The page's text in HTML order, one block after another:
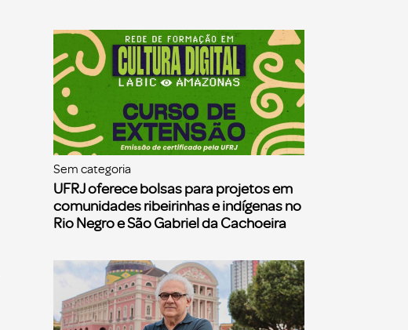
Sem categoria
UFRJ oferece bolsas para projetos em
comunidades ribeirinhas e indígenas no
Rio Negro e São Gabriel da Cachoeira